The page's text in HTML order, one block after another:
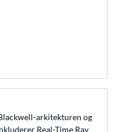
arkitekturen og
Real-Time Ray